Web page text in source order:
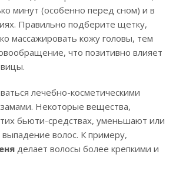
минут (особенно перед сном) и в
Правильно подберите щетку,
массажировать кожу головы, тем
что позитивно влияет
лечебно-косметическими
Некоторые вещества,
бьюти-средствах, уменьшают или
волос. К примеру,
делает волосы более крепкими и